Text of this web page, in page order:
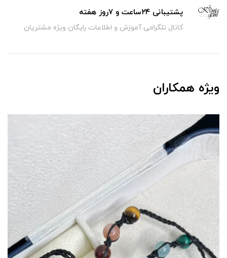
پشتیبانی ۲۴ساعت و ۷روز هفته
کانال تلگرامی آموزش و اطلاعات رایگان ویژه مشتریان
ویژه همکاران